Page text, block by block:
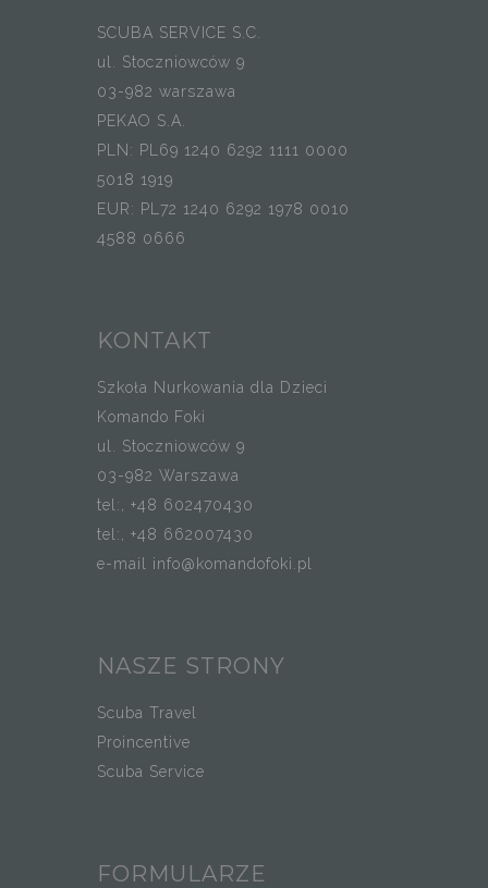
SCUBA SERVICE S.C.
ul. Stoczniowców 9
03-982 warszawa
PEKAO S.A.
PLN: PL69 1240 6292 1111 0000
5018 1919
EUR: PL72 1240 6292 1978 0010
4588 0666
KONTAKT
Szkoła Nurkowania dla Dzieci
Komando Foki
ul. Stoczniowców 9
03-982 Warszawa
tel:, +48 602470430
tel:, +48 662007430
e-mail info@komandofoki.pl
NASZE STRONY
Scuba Travel
Proincentive
Scuba Service
FORMULARZE